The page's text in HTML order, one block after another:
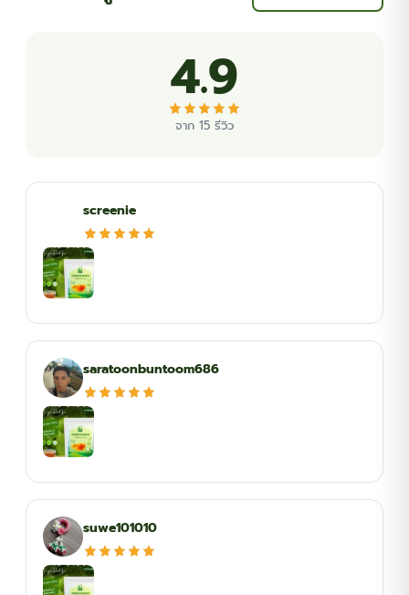
4.9
จาก 15 รีวิว
screenie
saratoonbuntoom686
suwe101010